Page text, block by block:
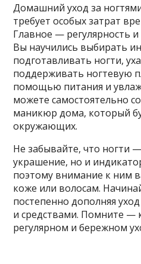
Домашний уход за
требует особых затрат
Главное — регулярность
Вы научились выбирать
подготавливать ногти,
поддерживать ногтевую
помощью питания и
можете самостоятельно
маникюр дома, который
окружающих.
Не забывайте, что ногти
украшение, но и
поэтому внимание к ним
коже или волосам.
постепенно дополняя
и средствами. Помните —
регулярном и бережном